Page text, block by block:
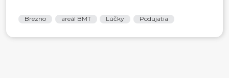
Brezno areál BMT Lúčky Podujatia